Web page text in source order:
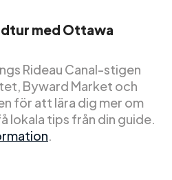
med Ottawa
Rideau Canal-stigen
Byward Market och
för att lära dig mer om
lokala tips från din guide.
.